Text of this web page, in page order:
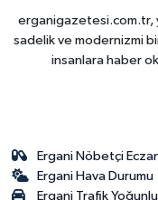
erganigazetesi.com.tr,
sadelik ve modernizmi
insanlara haber
Ergani Nöbetçi
Ergani Hava Durumu
Ergani Trafik